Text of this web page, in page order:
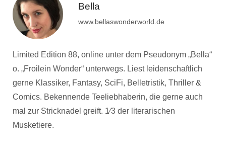
Bella
www.bellaswonderworld.de
Limited Edition 88, online unter dem Pseudonym „Bella“
o. „Froilein Wonder“ unterwegs. Liest leidenschaftlich
gerne Klassiker, Fantasy, SciFi, Belletristik, Thriller &
Comics. Bekennende Teeliebhaberin, die gerne auch
mal zur Stricknadel greift. 1⁄3 der literarischen
Musketiere.